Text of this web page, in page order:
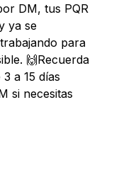
DM, tus PQR
ya se
para
🙌Recuerda
a 15 días
si necesitas